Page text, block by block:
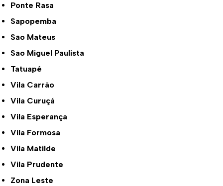
Ponte Rasa
Sapopemba
São Mateus
São Miguel Paulista
Tatuapé
Vila Carrão
Vila Curuçá
Vila Esperança
Vila Formosa
Vila Matilde
Vila Prudente
Zona Leste